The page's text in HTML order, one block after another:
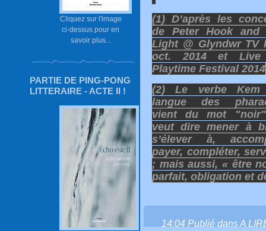
Cliquez sur l'image
ci-dessus pour en
savoir plus...
PARTIE DE PING-PONG
LITTERAIRE - ACTE II !
(1) D’après les
de Peter Hook and
Light @ Glyndwr TV
oct. 2014 et Live
Playtime Festival 2014
(2) Le verbe Kem
langue des
vient du mot
veut dire mener à
s’élever à,
payer, compléter,
; mais aussi, « être
parfait, obligation et
14:04 Publié dansA